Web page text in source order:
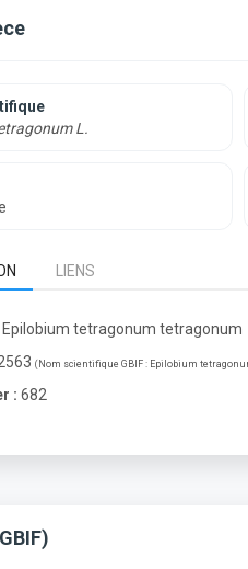
L.
LIENS
Epilobium tetragonum tetragonum
(Nom scientifique GBIF : Epilobium
: 682